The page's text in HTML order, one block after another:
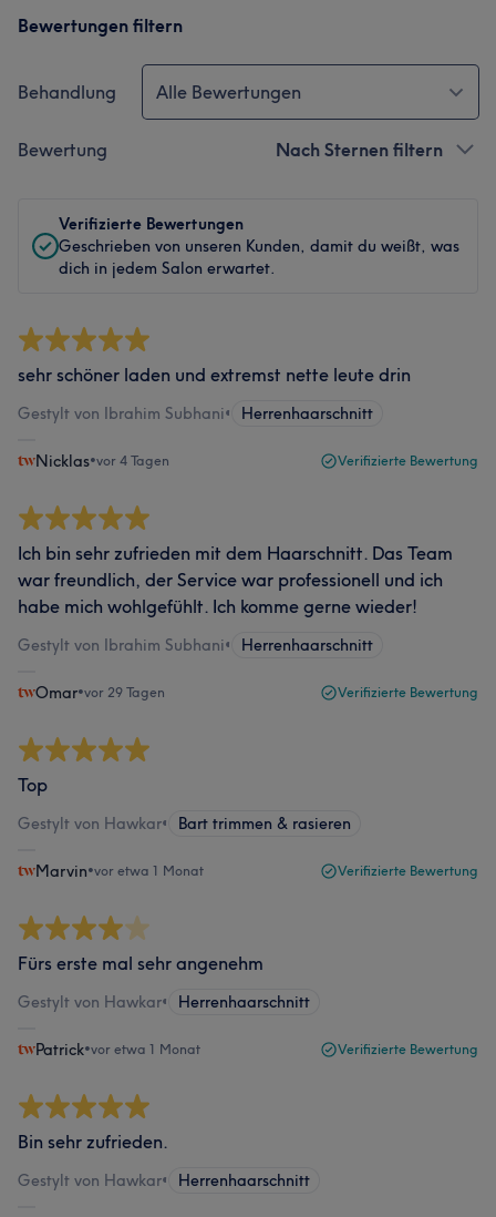
Bewertungen filtern
Behandlung Alle Bewertungen
Bewertung Nach Sternen filtern
Verifizierte Bewertungen
Geschrieben von unseren Kunden, damit du weißt, was
dich in jedem Salon erwartet.
sehr schöner laden und extremst nette leute drin
Gestylt von Ibrahim Subhani• Herrenhaarschnitt
Nicklas•vor 4 Tagen Verifizierte Bewertung
Ich bin sehr zufrieden mit dem Haarschnitt. Das Team
war freundlich, der Service war professionell und ich
habe mich wohlgefühlt. Ich komme gerne wieder!
Gestylt von Ibrahim Subhani• Herrenhaarschnitt
Omar•vor 29 Tagen Verifizierte Bewertung
Top
Gestylt von Hawkar• Bart trimmen & rasieren
Marvin•vor etwa 1 Monat Verifizierte Bewertung
Fürs erste mal sehr angenehm
Gestylt von Hawkar• Herrenhaarschnitt
Patrick•vor etwa 1 Monat Verifizierte Bewertung
Bin sehr zufrieden.
Gestylt von Hawkar• Herrenhaarschnitt